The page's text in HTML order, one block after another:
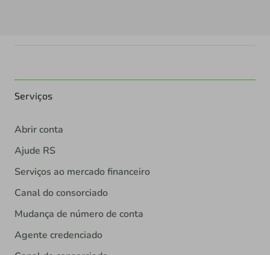
Serviços
Abrir conta
Ajude RS
Serviços ao mercado financeiro
Canal do consorciado
Mudança de número de conta
Agente credenciado